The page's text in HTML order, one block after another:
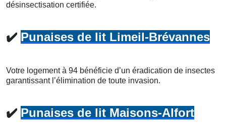
désinsectisation certifiée.
✔️ Punaises de lit Limeil-Brévannes
Votre logement à 94 bénéficie d’un éradication de insectes
garantissant l’élimination de toute invasion.
✔️ Punaises de lit Maisons-Alfort